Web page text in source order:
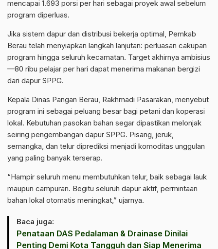
mencapai 1.693 porsi per hari sebagai proyek awal sebelum
program diperluas.
Jika sistem dapur dan distribusi bekerja optimal, Pemkab
Berau telah menyiapkan langkah lanjutan: perluasan cakupan
program hingga seluruh kecamatan. Target akhirnya ambisius
—80 ribu pelajar per hari dapat menerima makanan bergizi
dari dapur SPPG.
Kepala Dinas Pangan Berau, Rakhmadi Pasarakan, menyebut
program ini sebagai peluang besar bagi petani dan koperasi
lokal. Kebutuhan pasokan bahan segar dipastikan melonjak
seiring pengembangan dapur SPPG. Pisang, jeruk,
semangka, dan telur diprediksi menjadi komoditas unggulan
yang paling banyak terserap.
“Hampir seluruh menu membutuhkan telur, baik sebagai lauk
maupun campuran. Begitu seluruh dapur aktif, permintaan
bahan lokal otomatis meningkat,” ujarnya.
Baca juga:
Penataan DAS Pedalaman & Drainase Dinilai
Penting Demi Kota Tangguh dan Siap Menerima